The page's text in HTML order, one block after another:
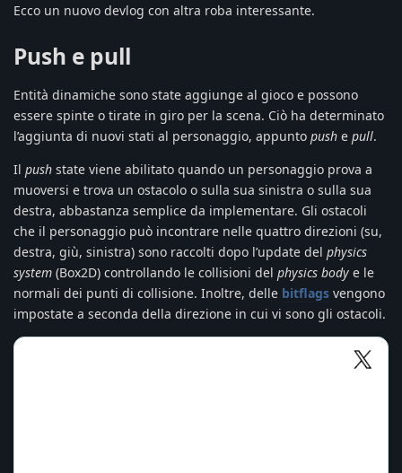
Ecco un nuovo devlog con altra roba interessante.
Push e pull
Entità dinamiche sono state aggiunge al gioco e possono
essere spinte o tirate in giro per la scena. Ciò ha determinato
l’aggiunta di nuovi stati al personaggio, appunto push e pull.
Il push state viene abilitato quando un personaggio prova a
muoversi e trova un ostacolo o sulla sua sinistra o sulla sua
destra, abbastanza semplice da implementare. Gli ostacoli
che il personaggio può incontrare nelle quattro direzioni (su,
destra, giù, sinistra) sono raccolti dopo l’update del physics
system (Box2D) controllando le collisioni del physics body e le
normali dei punti di collisione. Inoltre, delle bitflags vengono
impostate a seconda della direzione in cui vi sono gli ostacoli.